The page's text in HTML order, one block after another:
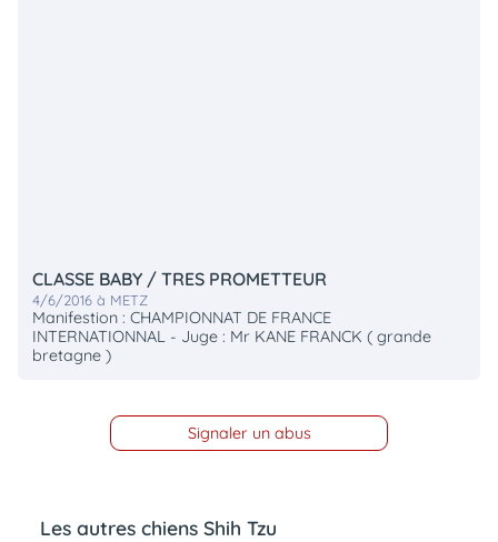
CLASSE BABY / TRES PROMETTEUR
4/6/2016 à METZ
Manifestion : CHAMPIONNAT DE FRANCE
INTERNATIONNAL - Juge : Mr KANE FRANCK ( grande
bretagne )
Signaler un abus
Les autres chiens Shih Tzu